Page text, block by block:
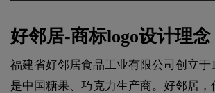
好邻居-商标logo设计理念
福建省好邻居食品工业有限公司创立于
是中国糖果、巧克力生产商。好邻居，